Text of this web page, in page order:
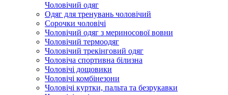
Чоловічий одяг
Одяг для тренувань чоловічий
Сорочки чоловічі
Чоловічий одяг з мериносової вовни
Чоловічий термоодяг
Чоловічий трекінговий одяг
Чоловіча спортивна білизна
Чоловічі дощовики
Чоловічі комбінезони
Чоловічі куртки, пальта та безрукавки